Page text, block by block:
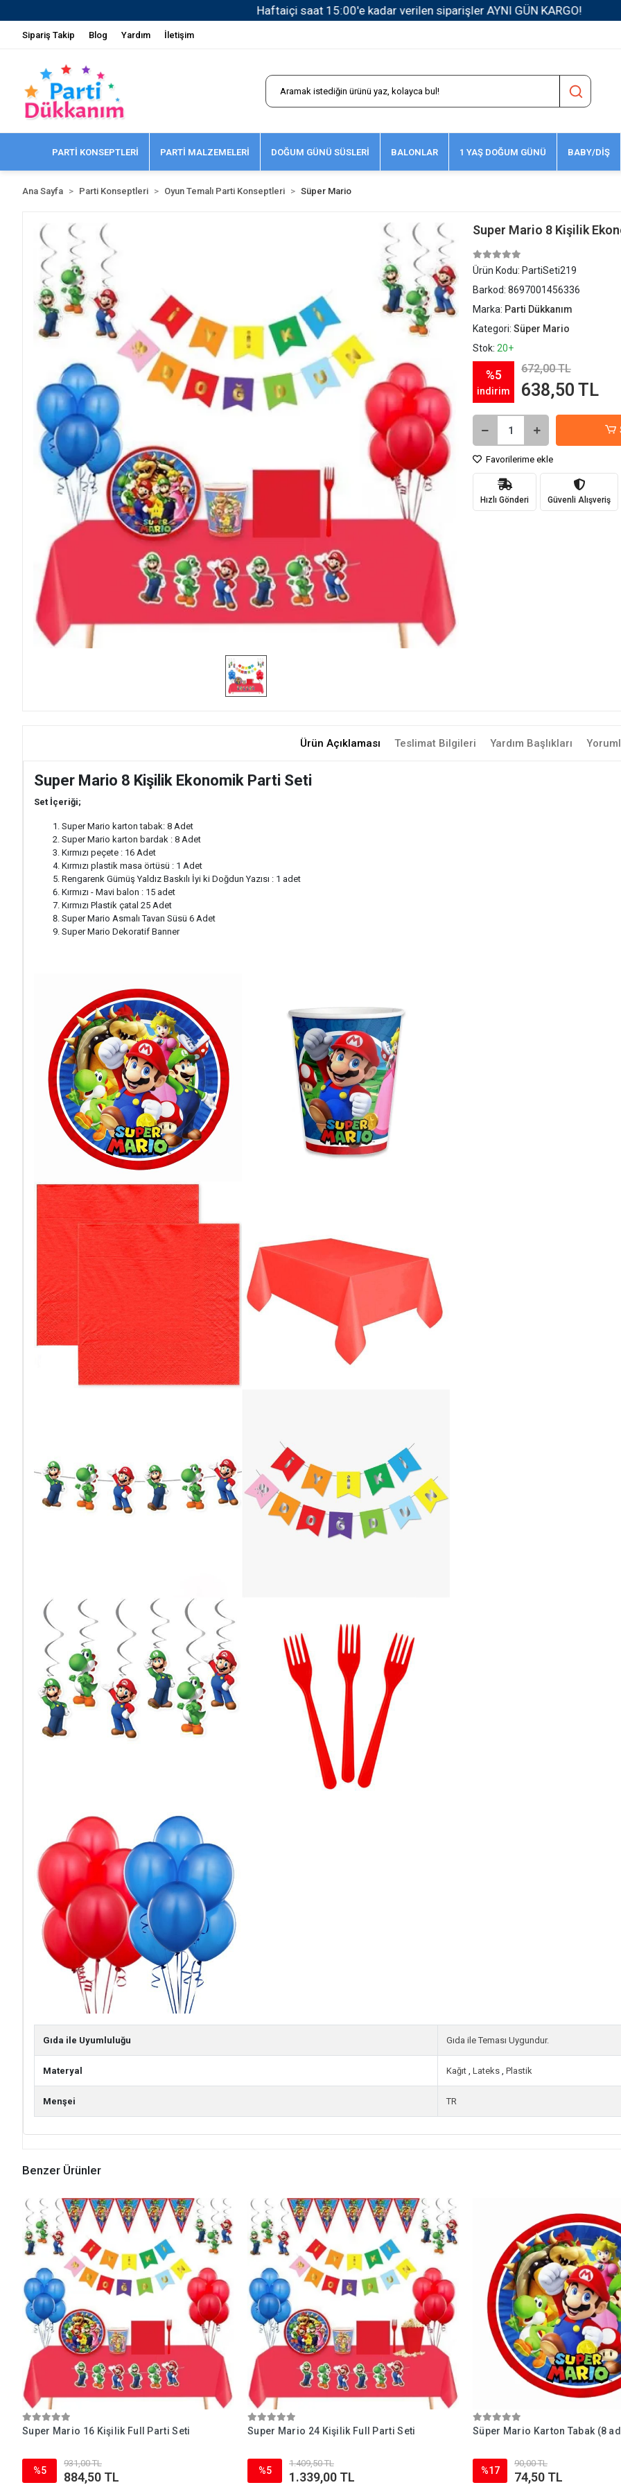
1500 TL ve Üzeri Kargo Ücretsiz!
Sipariş Takip Blog Yardım İletişim
PARTİ KONSEPTLERİ PARTİ MALZEMELERİ DOĞUM GÜNÜ SÜSLERİ BALONLAR 1 YAŞ DOĞUM GÜNÜ BABY/DİŞ
Ana Sayfa Parti Konseptleri Oyun Temalı Parti Konseptleri Süper Mario
Super Mario 8 Kişilik
Ürün Kodu: PartiSeti219
Barkod: 8697001456336
Marka: Parti Dükkanım
Kategori: Süper Mario
Stok: 20+
%5
indirim
672,00 TL
638,50 TL
Favorilerime ekle
Hızlı Gönderi Güvenli Alışveriş
Ürün Açıklaması Teslimat Bilgileri Yardım Başlıkları
Super Mario 8 Kişilik Ekonomik Parti Seti
Set İçeriği;
Super Mario karton tabak: 8 Adet
Super Mario karton bardak : 8 Adet
Kırmızı peçete : 16 Adet
Kırmızı plastik masa örtüsü : 1 Adet
Rengarenk Gümüş Yaldız Baskılı İyi ki Doğdun Yazısı : 1 adet
Kırmızı - Mavi balon : 15 adet
Kırmızı Plastik çatal 25 Adet
Super Mario Asmalı Tavan Süsü 6 Adet
Super Mario Dekoratif Banner
Gıda ile Uyumluluğu Gıda ile Teması Uygundur.
Materyal Kağıt , Lateks , Plastik
Menşei TR
Benzer Ürünler
Super Mario 16 Kişilik Full Parti Seti
%5
931,00 TL
884,50 TL
Super Mario 24 Kişilik Full Parti Seti
%5
1.409,50 TL
1.339,00 TL
Süper Mario Karton Tabak (8
%17
90,00 TL
74,50 TL